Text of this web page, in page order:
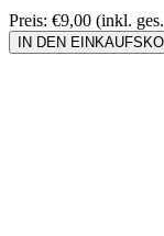
Preis: €9,00 (inkl.